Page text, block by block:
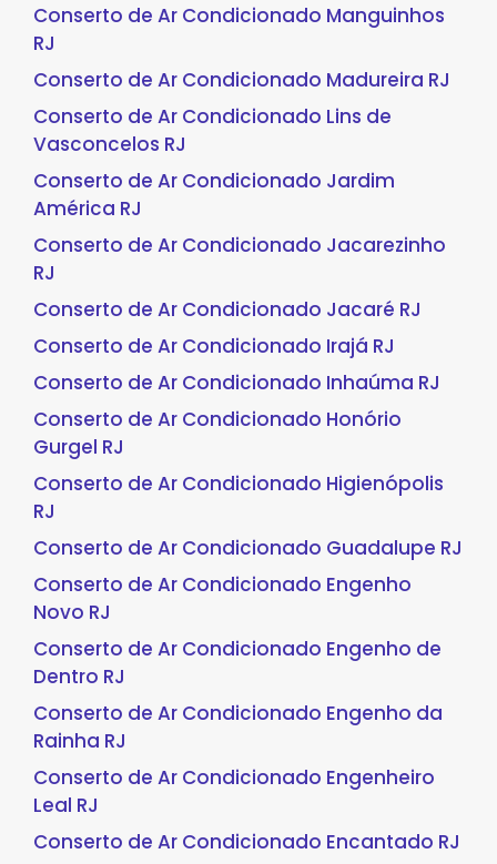
Conserto de Ar Condicionado Manguinhos
RJ
Conserto de Ar Condicionado Madureira RJ
Conserto de Ar Condicionado Lins de
Vasconcelos RJ
Conserto de Ar Condicionado Jardim
América RJ
Conserto de Ar Condicionado Jacarezinho
RJ
Conserto de Ar Condicionado Jacaré RJ
Conserto de Ar Condicionado Irajá RJ
Conserto de Ar Condicionado Inhaúma RJ
Conserto de Ar Condicionado Honório
Gurgel RJ
Conserto de Ar Condicionado Higienópolis
RJ
Conserto de Ar Condicionado Guadalupe RJ
Conserto de Ar Condicionado Engenho
Novo RJ
Conserto de Ar Condicionado Engenho de
Dentro RJ
Conserto de Ar Condicionado Engenho da
Rainha RJ
Conserto de Ar Condicionado Engenheiro
Leal RJ
Conserto de Ar Condicionado Encantado RJ